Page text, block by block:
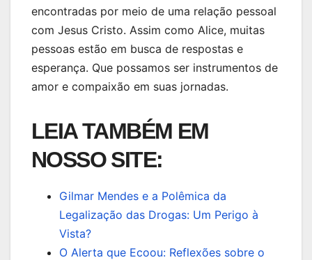
encontradas por meio de uma relação pessoal
com Jesus Cristo. Assim como Alice, muitas
pessoas estão em busca de respostas e
esperança. Que possamos ser instrumentos de
amor e compaixão em suas jornadas.
LEIA TAMBÉM EM
NOSSO SITE:
Gilmar Mendes e a Polêmica da
Legalização das Drogas: Um Perigo à
Vista?
O Alerta que Ecoou: Reflexões sobre o